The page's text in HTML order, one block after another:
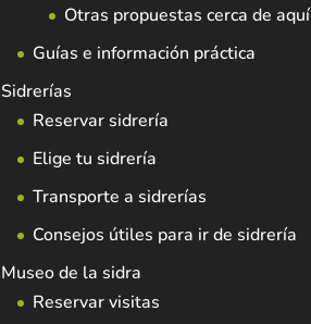
Otras propuestas cerca de aquí
Guías e información práctica
Sidrerías
Reservar sidrería
Elige tu sidrería
Transporte a sidrerías
Consejos útiles para ir de sidrería
Museo de la sidra
Reservar visitas